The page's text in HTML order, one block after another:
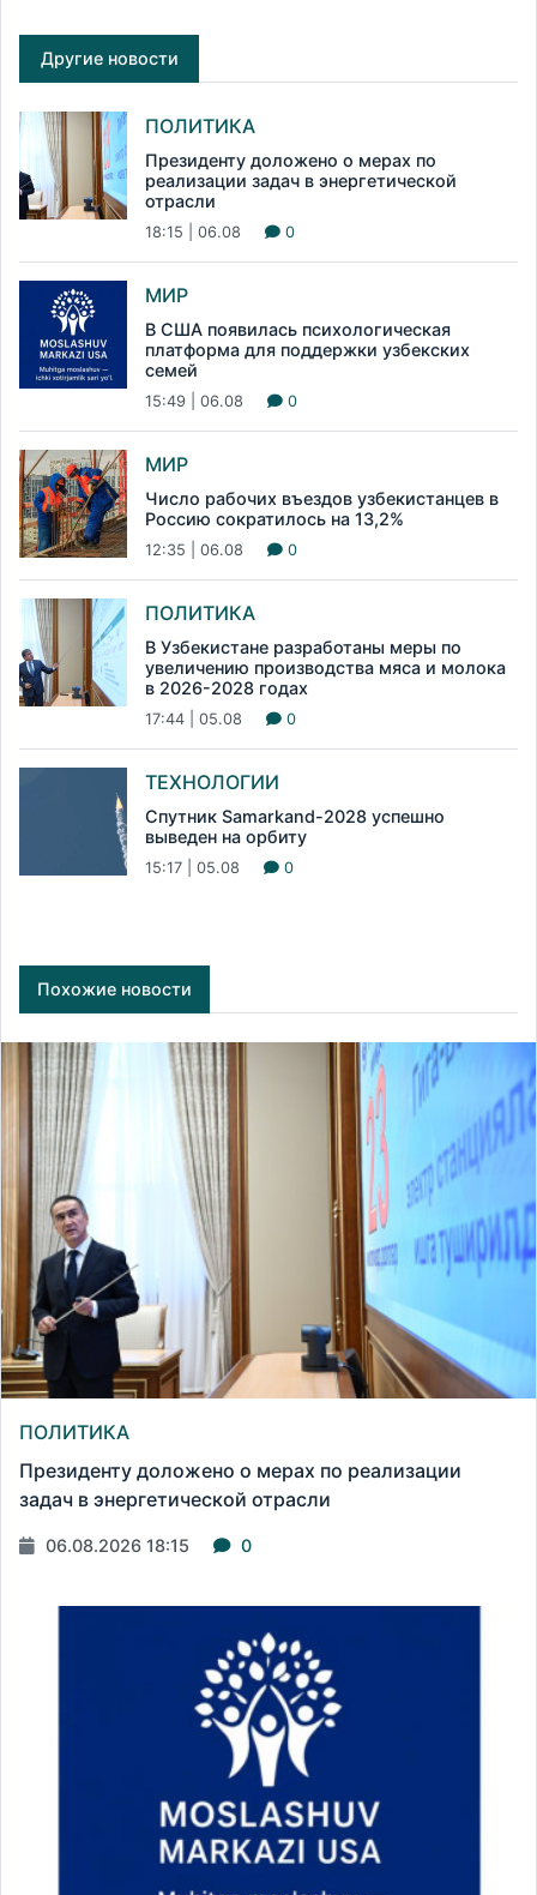
Другие новости
ПОЛИТИКА
Президенту доложено о мерах по
реализации задач в энергетической
отрасли
18:15 | 06.08 0
МИР
В США появилась психологическая
платформа для поддержки узбекских
семей
15:49 | 06.08 0
МИР
Число рабочих въездов узбекистанцев в
Россию сократилось на 13,2%
12:35 | 06.08 0
ПОЛИТИКА
В Узбекистане разработаны меры по
увеличению производства мяса и молока
в 2026-2028 годах
17:44 | 05.08 0
ТЕХНОЛОГИИ
Спутник Samarkand-2028 успешно
выведен на орбиту
15:17 | 05.08 0
Похожие новости
ПОЛИТИКА
Президенту доложено о мерах по реализации
задач в энергетической отрасли
06.08.2026 18:15 0